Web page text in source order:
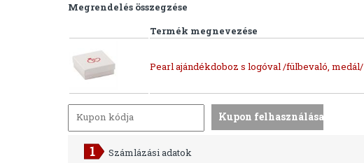
Megrendelés összegzése
Termék megnevezése
Pearl ajándékdoboz s logóval /fülbevaló, medál/
Számlázási adatok